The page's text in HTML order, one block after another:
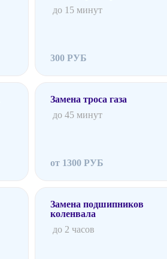
до 15 минут
300 РУБ
Замена троса газа
до 45 минут
от 1300 РУБ
Замена подшипников
коленвала
до 2 часов